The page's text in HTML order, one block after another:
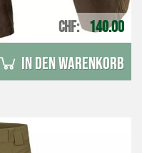
CHF 140.00
in den Warenkorb